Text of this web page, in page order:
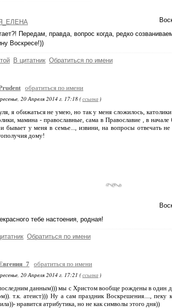
Передам, правда, вопрос когда, редко
Воскресе!))
В цитатник Обратиться по имени
обратиться по имени
20 Апреля 2014 г. 17:18 (ссылка )
я обижаться не умею, но так у меня сложилось,
мамина - православные, сама в Православие , в
бывает у меня в семье..., извини, на вопросы отвечать
дому!
тебе настоения, родная!
Обратиться по имени
обратиться по имени
20 Апреля 2014 г. 17:21 (ссылка )
данным))) мы с Христом вообще рождены в один
т.к. атеист))) Ну а сам праздник Воскрешения....,
нравится атрибутика, но не как символы этого дня))